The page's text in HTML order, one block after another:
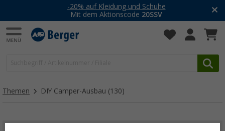
-20% auf Kleidung und Schuhe
Mit dem Aktionscode 20SSV
Themen DIY Camper-Ausbau (130)